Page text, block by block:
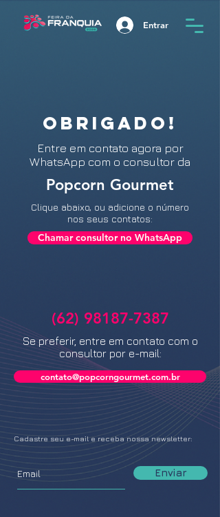
Entrar
OBRIGADO!
Entre em contato agora por
WhatsApp com o consultor da
Popcorn Gourmet
Clique abaixo, ou adicione o número
nos seus contatos:
Chamar consultor no WhatsApp
(62) 98187-7387
Se preferir, entre em contato com o
consultor por e-mail:
contato@popcorngourmet.com.br
Cadastre seu e-mail e receba nossa newsletter:
Enviar